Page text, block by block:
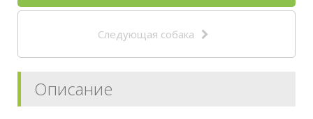
Следующая собака
Описание